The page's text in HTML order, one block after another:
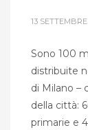
13 SETTEMBRE
Sono 100
distribuite
di Milano –
della città:
primarie e